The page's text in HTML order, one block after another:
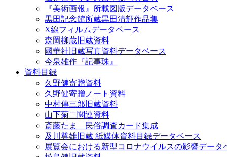
『美術画報』所載図版データベース
黒田記念館所蔵黒田清輝作品集
X線フィルムデータベース
森岡柳蔵旧蔵資料
國華社旧蔵写真資料データベース
今泉雄作『記事珠』
資料目録
久野健寄贈資料
久野健寄贈ノート資料
中村傳三郎旧蔵資料
山下菊二関連資料
斎藤たま 民俗調査カード集成
及川尊雄旧蔵 紙媒体資料目録データベース
展覧会における新型コロナウイルスの影響データ